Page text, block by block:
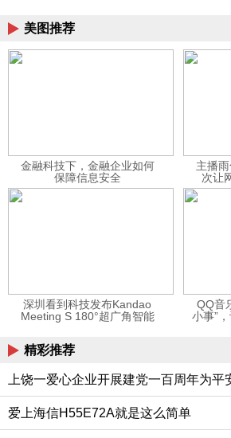
美图推荐
金融科技下，金融企业如何
保障信息安全
主播
次让
深圳看到科技发布Kandao
Meeting S 180°超广角智能
QQ音
小事”
精彩推荐
上饶一爱心企业开展建党一百周年为
爱上海信H55E72A就是这么简单